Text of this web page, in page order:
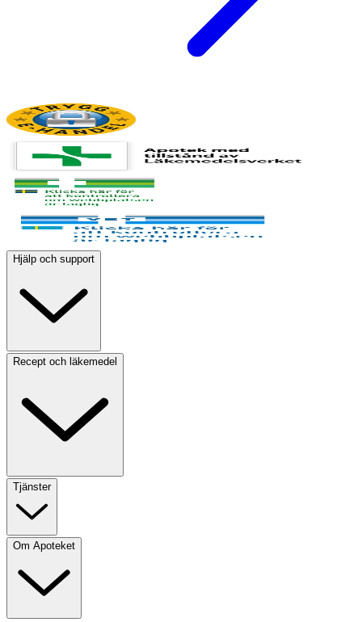
Hjälp och support
Recept och läkemedel
Tjänster
Om Apoteket